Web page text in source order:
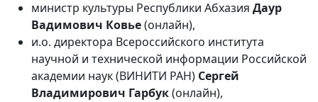
министр культуры Республики Абхазия Даур
Вадимович Ковье(онлайн),
и.о. директора Всероссийского института
научной и технической информации Российской
академии наук (ВИНИТИ РАН) Сергей
Владимирович Гарбук(онлайн),